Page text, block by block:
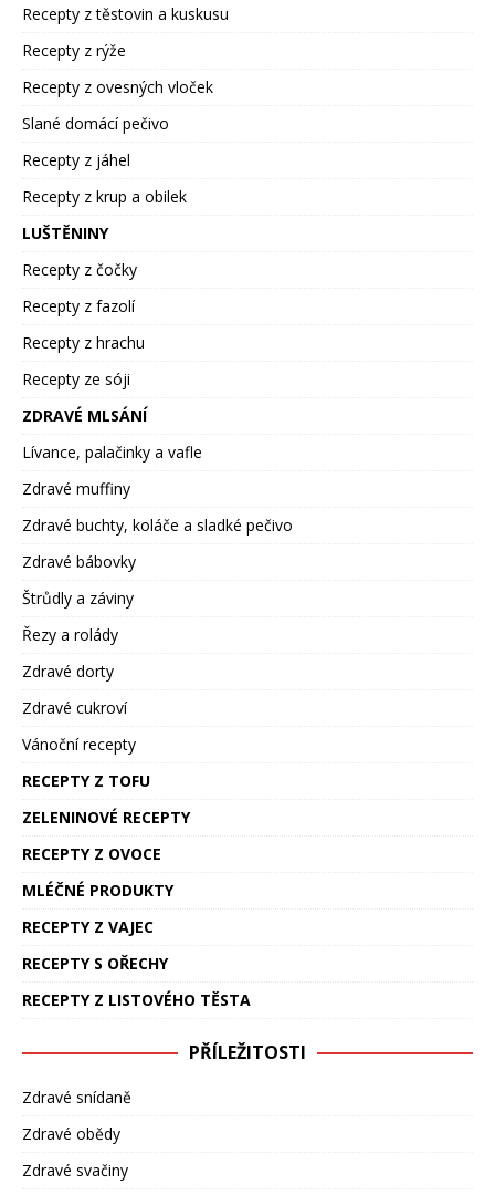
Recepty z těstovin a kuskusu
Recepty z rýže
Recepty z ovesných vloček
Slané domácí pečivo
Recepty z jáhel
Recepty z krup a obilek
LUŠTĚNINY
Recepty z čočky
Recepty z fazolí
Recepty z hrachu
Recepty ze sóji
ZDRAVÉ MLSÁNÍ
Lívance, palačinky a vafle
Zdravé muffiny
Zdravé buchty, koláče a sladké pečivo
Zdravé bábovky
Štrůdly a záviny
Řezy a rolády
Zdravé dorty
Zdravé cukroví
Vánoční recepty
RECEPTY Z TOFU
ZELENINOVÉ RECEPTY
RECEPTY Z OVOCE
MLÉČNÉ PRODUKTY
RECEPTY Z VAJEC
RECEPTY S OŘECHY
RECEPTY Z LISTOVÉHO TĚSTA
PŘÍLEŽITOSTI
Zdravé snídaně
Zdravé obědy
Zdravé svačiny